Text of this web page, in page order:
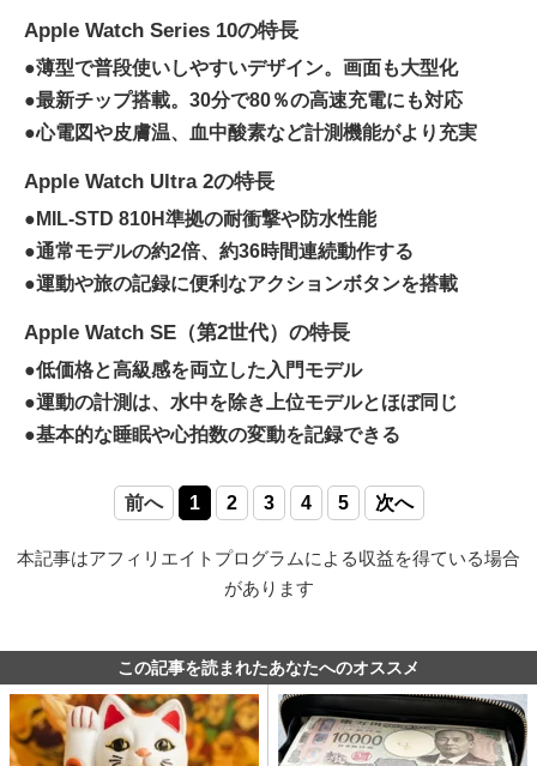
Apple Watch Series 10の特長
●薄型で普段使いしやすいデザイン。画面も大型化
●最新チップ搭載。30分で80％の高速充電にも対応
●心電図や皮膚温、血中酸素など計測機能がより充実
Apple Watch Ultra 2の特長
●MIL-STD 810H準拠の耐衝撃や防水性能
●通常モデルの約2倍、約36時間連続動作する
●運動や旅の記録に便利なアクションボタンを搭載
Apple Watch SE（第2世代）の特長
●低価格と高級感を両立した入門モデル
●運動の計測は、水中を除き上位モデルとほぼ同じ
●基本的な睡眠や心拍数の変動を記録できる
前へ 1 2 3 4 5 次へ
本記事はアフィリエイトプログラムによる収益を得ている場合
があります
この記事を読まれたあなたへのオススメ